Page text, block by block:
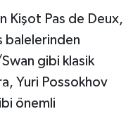
Kişot Pas de Deux,
balelerinden
gibi klasik
Yuri Possokhov
önemli